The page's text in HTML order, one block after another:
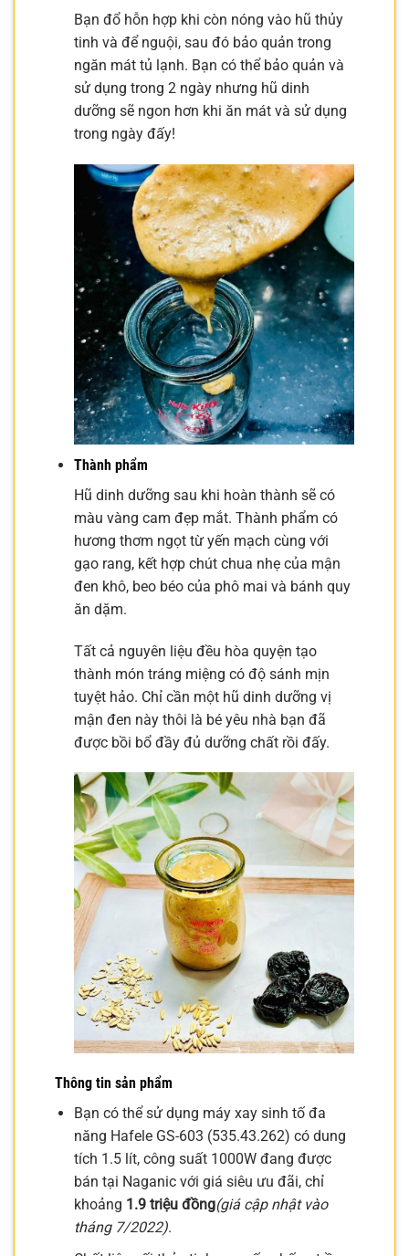
Bạn đổ hỗn hợp khi còn nóng vào hũ thủy
tinh và để nguội, sau đó bảo quản trong
ngăn mát tủ lạnh. Bạn có thể bảo quản và
sử dụng trong 2 ngày nhưng hũ dinh
dưỡng sẽ ngon hơn khi ăn mát và sử dụng
trong ngày đấy!
Thành phẩm
Hũ dinh dưỡng sau khi hoàn thành sẽ có
màu vàng cam đẹp mắt. Thành phẩm có
hương thơm ngọt từ yến mạch cùng với
gạo rang, kết hợp chút chua nhẹ của mận
đen khô, beo béo của phô mai và bánh quy
ăn dặm.
Tất cả nguyên liệu đều hòa quyện tạo
thành món tráng miệng có độ sánh mịn
tuyệt hảo. Chỉ cần một hũ dinh dưỡng vị
mận đen này thôi là bé yêu nhà bạn đã
được bồi bổ đầy đủ dưỡng chất rồi đấy.
Thông tin sản phẩm
Bạn có thể sử dụng máy xay sinh tố đa
năng Hafele GS-603 (535.43.262) có dung
tích 1.5 lít, công suất 1000W đang được
bán tại Naganic với giá siêu ưu đãi, chỉ
khoảng 1.9 triệu đồng(giá cập nhật vào
tháng 7/2022).